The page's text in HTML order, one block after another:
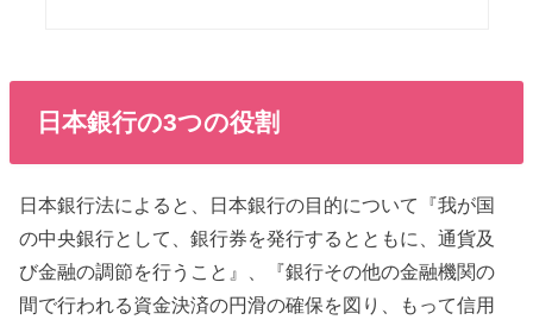
日本銀行の3つの役割
日本銀行法によると、日本銀行の目的について『我が国
の中央銀行として、銀行券を発行するとともに、通貨及
び金融の調節を行うこと』、『銀行その他の金融機関の
間で行われる資金決済の円滑の確保を図り、もって信用